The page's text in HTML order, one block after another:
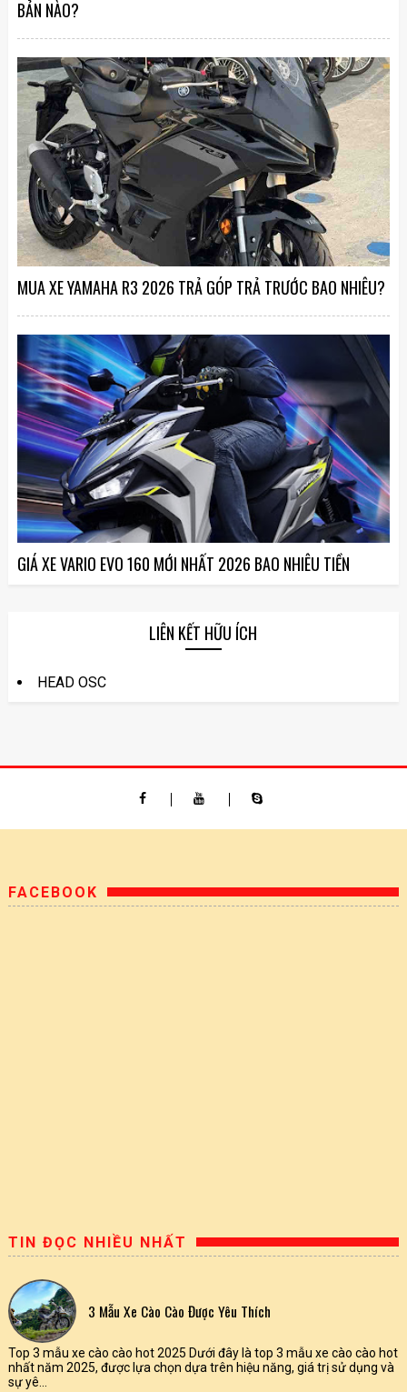
BẢN NÀO?
MUA XE YAMAHA R3 2026 TRẢ GÓP TRẢ TRƯỚC BAO NHIÊU?
GIÁ XE VARIO EVO 160 MỚI NHẤT 2026 BAO NHIÊU TIỀN
LIÊN KẾT HỮU ÍCH
HEAD OSC
FACEBOOK
TIN ĐỌC NHIỀU NHẤT
3 Mẫu Xe Cào Cào Được Yêu Thích
Top 3 mẫu xe cào cào hot 2025 Dưới đây là top 3 mẫu xe cào cào hot
nhất năm 2025, được lựa chọn dựa trên hiệu năng, giá trị sử dụng và
sự yê...